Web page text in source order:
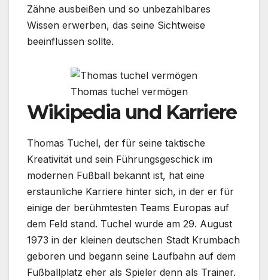
Zähne ausbeißen und so unbezahlbares
Wissen erwerben, das seine Sichtweise
beeinflussen sollte.
Thomas tuchel vermögen
Wikipedia und Karriere
Thomas Tuchel, der für seine taktische
Kreativität und sein Führungsgeschick im
modernen Fußball bekannt ist, hat eine
erstaunliche Karriere hinter sich, in der er für
einige der berühmtesten Teams Europas auf
dem Feld stand. Tuchel wurde am 29. August
1973 in der kleinen deutschen Stadt Krumbach
geboren und begann seine Laufbahn auf dem
Fußballplatz eher als Spieler denn als Trainer.